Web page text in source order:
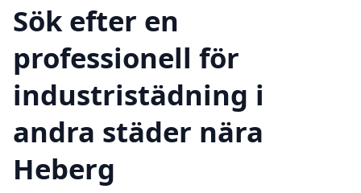
Sök efter en
professionell för
industristädning i
andra städer nära
Heberg